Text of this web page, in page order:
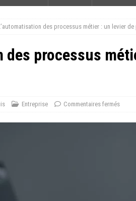
des processus métier : un levier
des processus
Entreprise Commentaires fermés